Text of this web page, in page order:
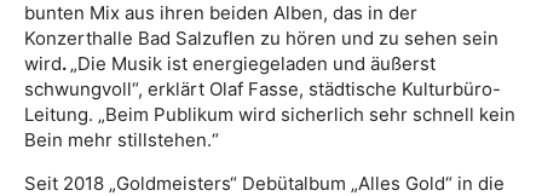
bunten Mix aus ihren beiden Alben, das in der
Konzerthalle Bad Salzuflen zu hören und zu sehen sein
wird. „Die Musik ist energiegeladen und äußerst
schwungvoll“, erklärt Olaf Fasse, städtische Kulturbüro-
Leitung. „Beim Publikum wird sicherlich sehr schnell kein
Bein mehr stillstehen.“
Seit 2018 „Goldmeisters“ Debütalbum „Alles Gold“ in die